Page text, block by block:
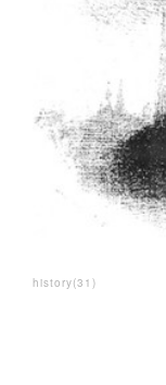
history(31 )